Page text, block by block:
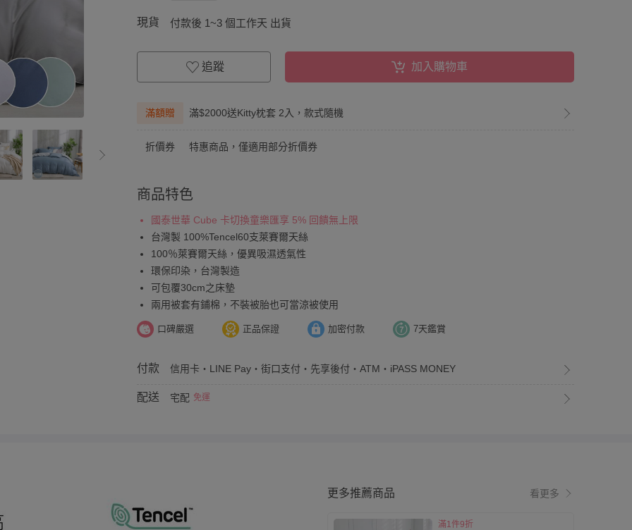
現貨 付款後 1~3 個工作天 出貨
追蹤 加入購物車
滿額贈 滿$2000送Kitty枕套 2入，款式隨機
折價券 特惠商品，僅適用部分折價券
商品特色
國泰世華 Cube 卡切換童樂匯享 5% 回饋無上限
台灣製 100%Tencel60支萊賽爾天絲
100％萊賽爾天絲，優異吸濕透氣性
環保印染，台灣製造
可包覆30cm之床墊
兩用被套有鋪棉，不裝被胎也可當涼被使用
口碑嚴選 正品保證 加密付款 7天鑑賞
付款 信用卡・LINE Pay・街口支付・先享後付・ATM・iPASS MONEY
配送 宅配 免運
更多推薦商品 看更多
滿1件9折